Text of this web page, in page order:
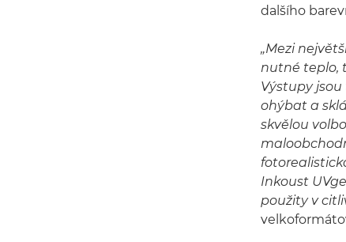
dalšího
„Mezi
nutné teplo,
Výstupy
ohýbat a
skvělou
Inkoust
použity v